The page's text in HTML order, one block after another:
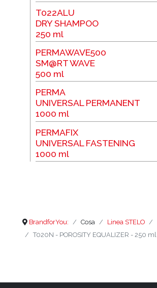
T022ALU
DRY SHAMPOO
250 ml
PERMAWAVE500
SM@RT WAVE
500 ml
PERMA
UNIVERSAL PERMANENT
1000 ml
PERMAFIX
UNIVERSAL FASTENING
1000 ml
BrandforYou: Cosa Linea STELO
T020N - POROSITY EQUALIZER - 250 ml